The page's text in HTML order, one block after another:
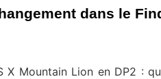
dans le
X Mountain Lion en DP2 :